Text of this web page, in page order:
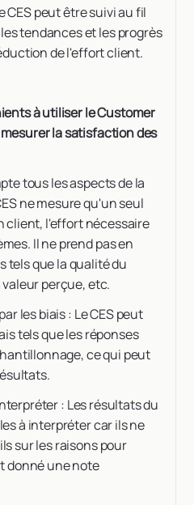
CES peut être suivi au fil
tendances et les progrès
de l'effort client.
à utiliser le Customer
la satisfaction des
tous les aspects de la
ne mesure qu'un seul
client, l'effort nécessaire
Il ne prend pas en
tels que la qualité du
perçue, etc.
les biais : Le CES peut
tels que les réponses
ce qui peut
: Les résultats du
à interpréter car ils ne
sur les raisons pour
donné une note